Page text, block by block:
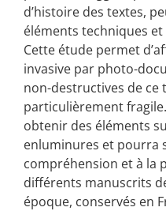
d’histoire des textes,
éléments techniques
Cette étude permet
invasive par photo-
non-destructives de ce
particulièrement
obtenir des éléments
enluminures et pourra
compréhension et à la
différents manuscrits
époque, conservés en